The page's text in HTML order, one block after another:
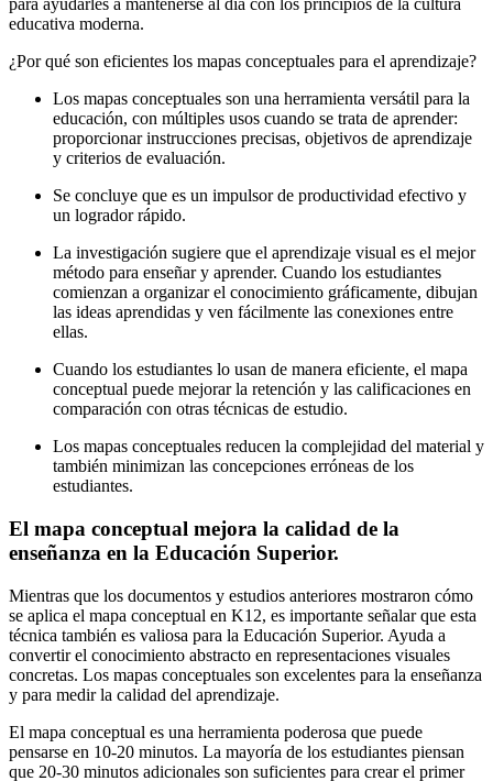
para ayudarles a mantenerse al día con los principios de la cultura
educativa moderna.
¿Por qué son eficientes los mapas conceptuales para el aprendizaje?
Los mapas conceptuales son una herramienta versátil para la
educación, con múltiples usos cuando se trata de aprender:
proporcionar instrucciones precisas, objetivos de aprendizaje
y criterios de evaluación.
Se concluye que es un impulsor de productividad efectivo y
un logrador rápido.
La investigación sugiere que el aprendizaje visual es el mejor
método para enseñar y aprender. Cuando los estudiantes
comienzan a organizar el conocimiento gráficamente, dibujan
las ideas aprendidas y ven fácilmente las conexiones entre
ellas.
Cuando los estudiantes lo usan de manera eficiente, el mapa
conceptual puede mejorar la retención y las calificaciones en
comparación con otras técnicas de estudio.
Los mapas conceptuales reducen la complejidad del material y
también minimizan las concepciones erróneas de los
estudiantes.
El mapa conceptual mejora la calidad de la
enseñanza en la Educación Superior.
Mientras que los documentos y estudios anteriores mostraron cómo
se aplica el mapa conceptual en K12, es importante señalar que esta
técnica también es valiosa para la Educación Superior. Ayuda a
convertir el conocimiento abstracto en representaciones visuales
concretas. Los mapas conceptuales son excelentes para la enseñanza
y para medir la calidad del aprendizaje.
El mapa conceptual es una herramienta poderosa que puede
pensarse en 10-20 minutos. La mayoría de los estudiantes piensan
que 20-30 minutos adicionales son suficientes para crear el primer